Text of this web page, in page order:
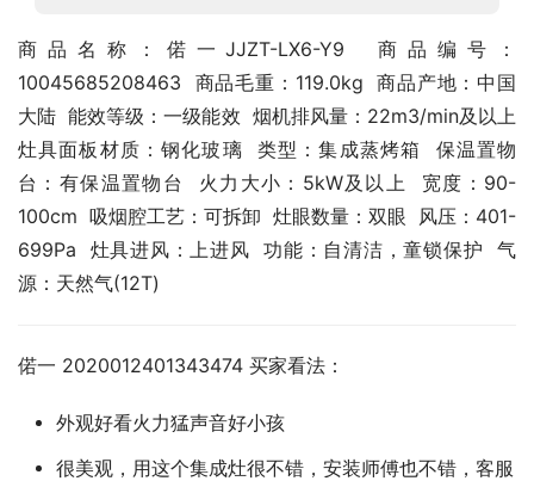
商品名称：偌一JJZT-LX6-Y9  商品编号：
10045685208463  商品毛重：119.0kg  商品产地：中国
大陆  能效等级：一级能效  烟机排风量：22m3/min及以上
灶具面板材质：钢化玻璃  类型：集成蒸烤箱  保温置物
台：有保温置物台  火力大小：5kW及以上  宽度：90-
100cm  吸烟腔工艺：可拆卸  灶眼数量：双眼  风压：401-
699Pa  灶具进风：上进风  功能：自清洁，童锁保护  气
源：天然气(12T)
偌一 2020012401343474 买家看法：
外观好看火力猛声音好小孩
很美观，用这个集成灶很不错，安装师傅也不错，客服